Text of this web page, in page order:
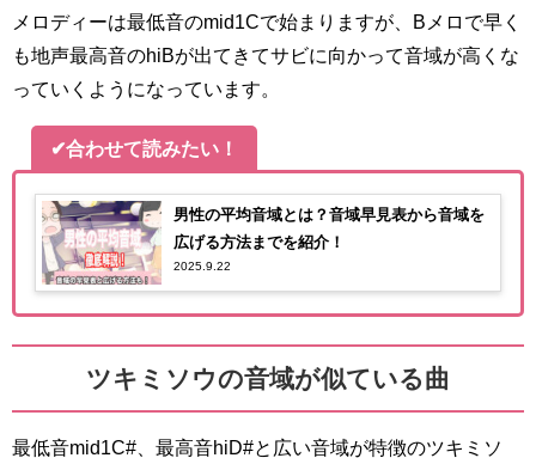
メロディーは最低音のmid1Cで始まりますが、Bメロで早く
も地声最高音のhiBが出てきてサビに向かって音域が高くな
っていくようになっています。
✔合わせて読みたい！
男性の平均音域とは？音域早見表から音域を
広げる方法までを紹介！
2025.9.22
ツキミソウの音域が似ている曲
最低音mid1C#、最高音hiD#と広い音域が特徴のツキミソ